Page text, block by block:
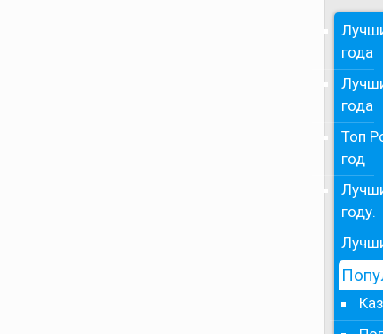
года
года
Топ
год
году.